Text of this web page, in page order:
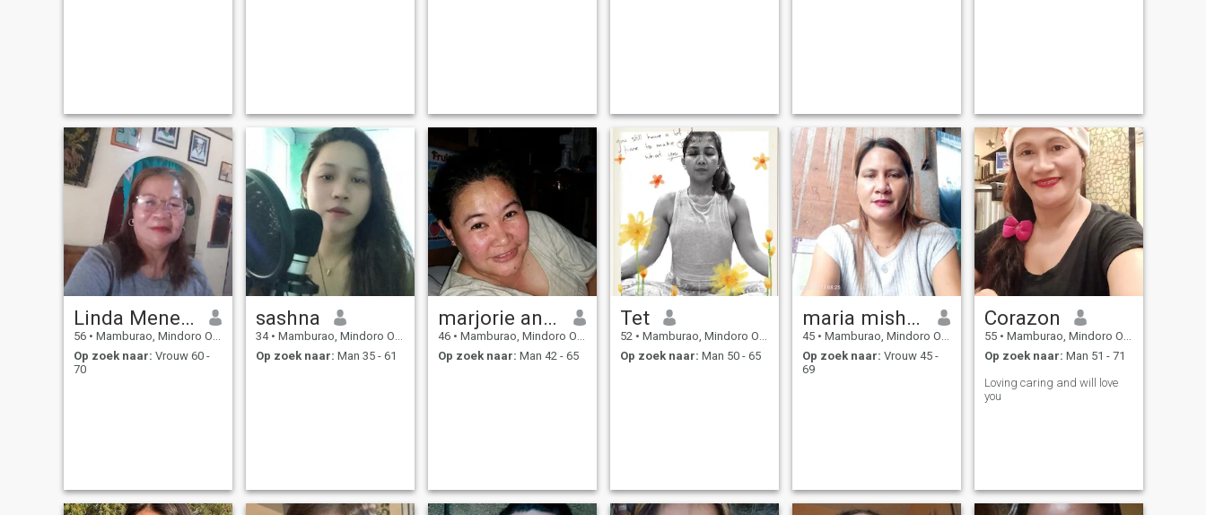
Linda Meneses
56 • Mamburao, Mindoro Occidental, Filipijnen
Op zoek naar: Vrouw 60 -
70
sashna
34 • Mamburao, Mindoro Occidental, Filipijnen
Op zoek naar: Man 35 - 61
marjorie anne
46 • Mamburao, Mindoro Occidental, Filipijnen
Op zoek naar: Man 42 - 65
Tet
52 • Mamburao, Mindoro Occidental, Filipijnen
Op zoek naar: Man 50 - 65
maria mishyla m.
45 • Mamburao, Mindoro Occidental, Filipijnen
Op zoek naar: Vrouw 45 -
69
Corazon
55 • Mamburao, Mindoro Occidental, Filipijnen
Op zoek naar: Man 51 - 71
Loving caring and will love
you